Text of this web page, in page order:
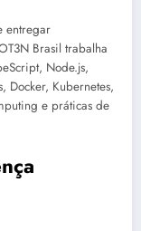
entregar
Brasil trabalha
Node.js,
Docker, Kubernetes,
e práticas de